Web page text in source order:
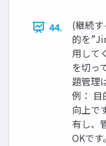
44.
(継続
的を
用して
を切っ
題管理
例： 目
向上で
有し、
OKで